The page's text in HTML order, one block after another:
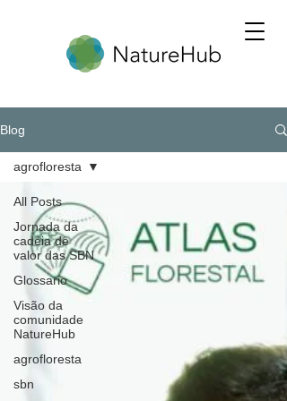
Blog
All Posts
Jornada da
cadeia de
valor das SBN
Glossario
Visão da
comunidade
NatureHub
agrofloresta
sbn
agrofloresta